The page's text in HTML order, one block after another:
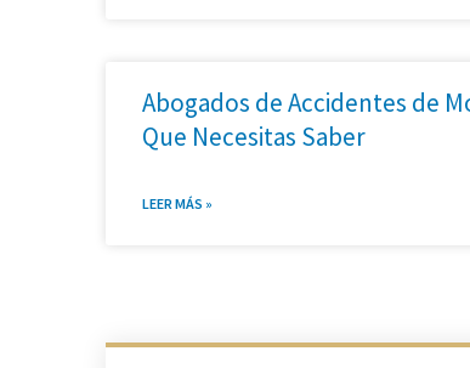
Abogados de Accidentes de
Que Necesitas Saber
LEER MÁS »